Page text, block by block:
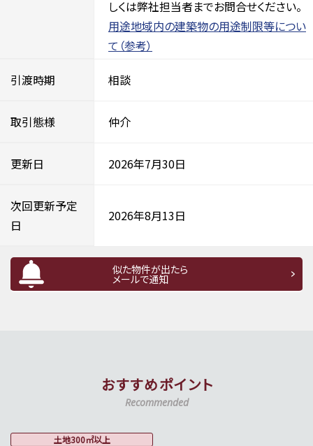
しくは弊社担当者までお問合せください。
用途地域内の建築物の用途制限等につい
て（参考）
引渡時期 相談
取引態様 仲介
更新日 2026年7月30日
次回更新予定
日
2026年8月13日
似た物件が出たら
メールで通知
おすすめポイント
Recommended
土地300㎡以上